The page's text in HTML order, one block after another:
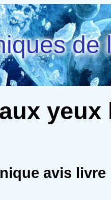
de
yeux
avis